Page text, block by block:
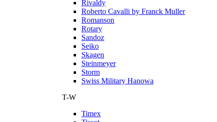
Rivaldy
Roberto Cavalli by Franck Muller
Romanson
Rotary
Sandoz
Seiko
Skagen
Steinmeyer
Storm
Swiss Military Hanowa
T-W
Timex